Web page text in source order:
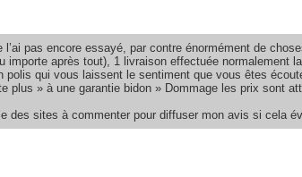
l’ai pas encore essayé, par contre énormément de
importe après tout), 1 livraison effectuée
qui vous laissent le sentiment que vous êtes
plus » à une garantie bidon » Dommage les prix sont
des sites à commenter pour diffuser mon avis si cela